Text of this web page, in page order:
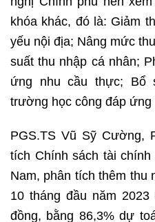
khóa khác, đó là: Giảm
yếu nội địa; Nâng mức
suất thu nhập cá nhân;
ứng nhu cầu thực; Bổ
trường học công đáp ứng
PGS.TS Vũ Sỹ Cường,
tích Chính sách tài
Nam, phân tích thêm thu
10 tháng đầu năm
đồng, bằng 86,3% dự